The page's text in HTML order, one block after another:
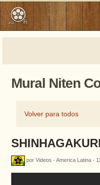
Mural Niten
Volver para todos
por Videos - America Latina -